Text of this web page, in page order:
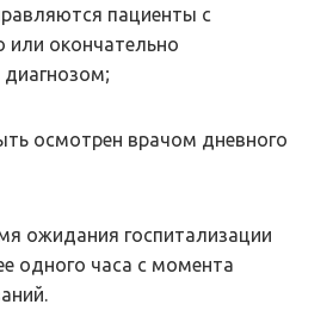
пациенты с
или окончательно
осмотрен врачом дневного
ожидания госпитализации
одного часа с момента